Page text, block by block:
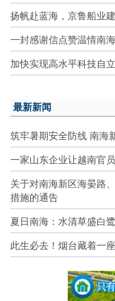
扬帆赴蓝海，京鲁船业
一封感谢信点赞温情南海
加快实现高水平科技自
最新新闻
筑牢暑期安全防线 南海
一家山东企业让越南官
关于对南海新区海晏路
措施的通告
夏日南海：水清草盛白
此生必去！烟台藏着一